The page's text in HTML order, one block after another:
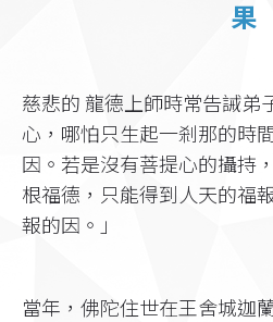
果
慈悲的 龍德上師時常告誡弟
心，哪怕只生起一剎那的時
因。若是沒有菩提心的攝持
根福德，只能得到人天的福
報的因。」
當年，佛陀住世在王舍城迦